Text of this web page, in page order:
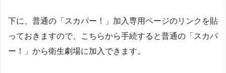
下に、普通の「スカパー！」加入専用ページのリンクを貼
っておきますので、こちらから手続すると普通の「スカパ
ー！」から衛生劇場に加入できます。